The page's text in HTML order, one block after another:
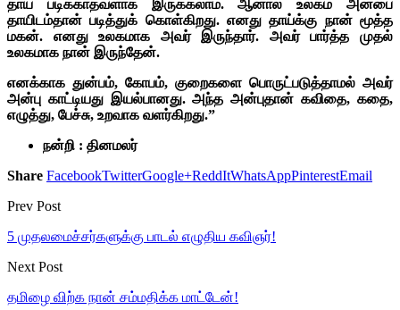
தாய் படிக்காதவளாக இருக்கலாம். ஆனால் உலகம் அன்பை
தாயிடம்தான் படித்துக் கொள்கிறது. எனது தாய்க்கு நான் மூத்த
மகன். எனது உலகமாக அவர் இருந்தார். அவர் பார்த்த முதல்
உலகமாக நான் இருந்தேன்.
எனக்காக துன்பம், கோபம், குறைகளை பொருட்படுத்தாமல் அவர்
அன்பு காட்டியது இயல்பானது. அந்த அன்புதான் கவிதை, கதை,
எழுத்து, பேச்சு, உறவாக வளர்கிறது.”
நன்றி : தினமலர்
Share FacebookTwitterGoogle+ReddItWhatsAppPinterestEmail
Prev Post
5 முதலமைச்சர்களுக்கு பாடல் எழுதிய கவிஞர்!
Next Post
தமிழை விற்க நான் சம்மதிக்க மாட்டேன்!